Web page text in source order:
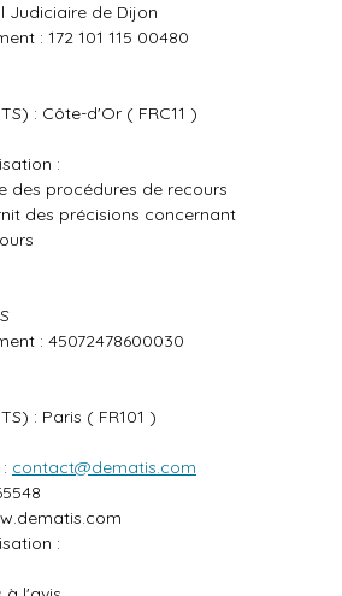
Judiciaire de Dijon
: 172 101 115 00480
: Côte-d'Or ( FRC11 )
:
des procédures de recours
des précisions concernant
: 45072478600030
: Paris ( FR101 )
contact@dematis.com
: